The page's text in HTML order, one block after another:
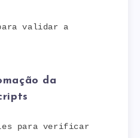
validar a
da
para verificar